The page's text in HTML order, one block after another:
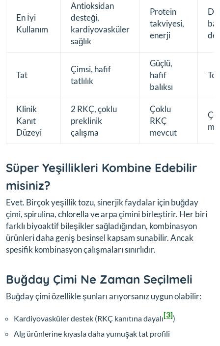
En İyi
Kullanım
Antioksidan
desteği,
kardiyovasküler
sağlık
Protein
takviyesi,
enerji
Tat
Çimsi, hafif
tatlılık
Güçlü,
hafif
balıksı
Klinik
Kanıt
Düzeyi
2 RKÇ, çoklu
preklinik
çalışma
Çoklu
RKÇ
mevcut
Süper Yeşillikleri Kombine Edebilir
misiniz?
Evet. Birçok yeşillik tozu, sinerjik faydalar için buğday
çimi, spirulina, chlorella ve arpa çimini birleştirir. Her biri
farklı biyoaktif bileşikler sağladığından, kombinasyon
ürünleri daha geniş besinsel kapsam sunabilir. Ancak
spesifik kombinasyon çalışmaları sınırlıdır.
Buğday Çimi Ne Zaman Seçilmeli
Buğday çimi özellikle şunları arıyorsanız uygun olabilir:
Kardiyovasküler destek (RKÇ kanıtına dayalı[3])
Alg ürünlerine kıyasla daha yumuşak tat profili